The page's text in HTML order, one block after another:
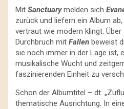
Mit Sanctuarymelden sich
zurück und liefern ein Album
vertraut wie modern klingt.
Durchbruch mit Fallen beweist
sie noch immer in der Lage ist,
musikalische Wucht und
faszinierenden Einheit zu
Schon der Albumtitel – dt.
thematische Ausrichtung. In